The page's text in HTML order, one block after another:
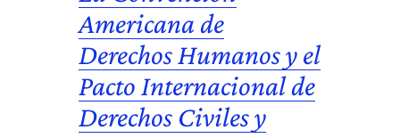
Americana de
Derechos Humanos y el
Pacto Internacional de
Derechos Civiles y